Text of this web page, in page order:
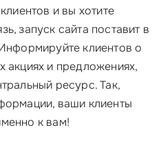
и вы хотите
запуск сайта поставит в
клиентов о
акциях и предложениях,
ресурс. Так,
ваши клиенты
к вам!